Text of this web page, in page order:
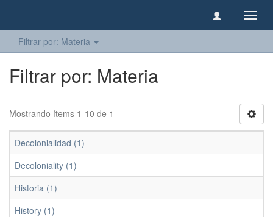
Filtrar por: Materia
Filtrar por: Materia
Mostrando ítems 1-10 de 1
Decolonialidad (1)
Decoloniality (1)
Historia (1)
History (1)